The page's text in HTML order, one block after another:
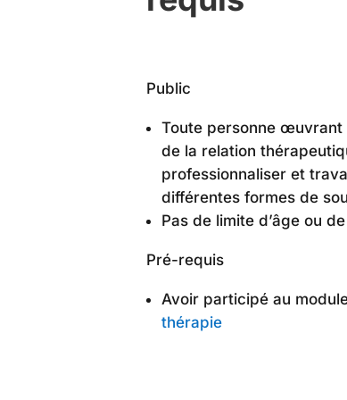
Public
Toute personne œuvrant
de la relation
professionnaliser et
différentes formes de
Pas de limite d’âge ou
Pré-requis
Avoir participé au
thérapie